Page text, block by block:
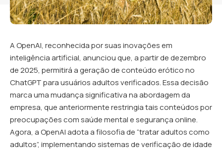
A OpenAI, reconhecida por suas inovações em
inteligência artificial, anunciou que, a partir de dezembro
de 2025, permitirá a geração de conteúdo erótico no
ChatGPT para usuários adultos verificados. Essa decisão
marca uma mudança significativa na abordagem da
empresa, que anteriormente restringia tais conteúdos por
preocupações com saúde mental e segurança online.
Agora, a OpenAI adota a filosofia de “tratar adultos como
adultos”, implementando sistemas de verificação de idade